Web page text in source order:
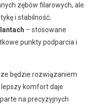
zębów filarowych, ale
i stabilność;
– stosowane
punkty podparcia i
będzie rozwiązaniem
komfort daje
na precyzyjnych